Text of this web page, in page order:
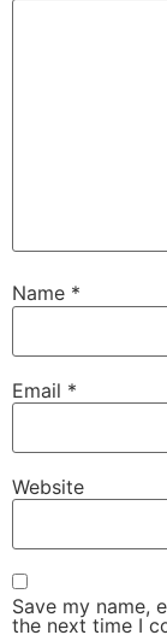
Name *
Email *
Website
Save my name,
the next time I